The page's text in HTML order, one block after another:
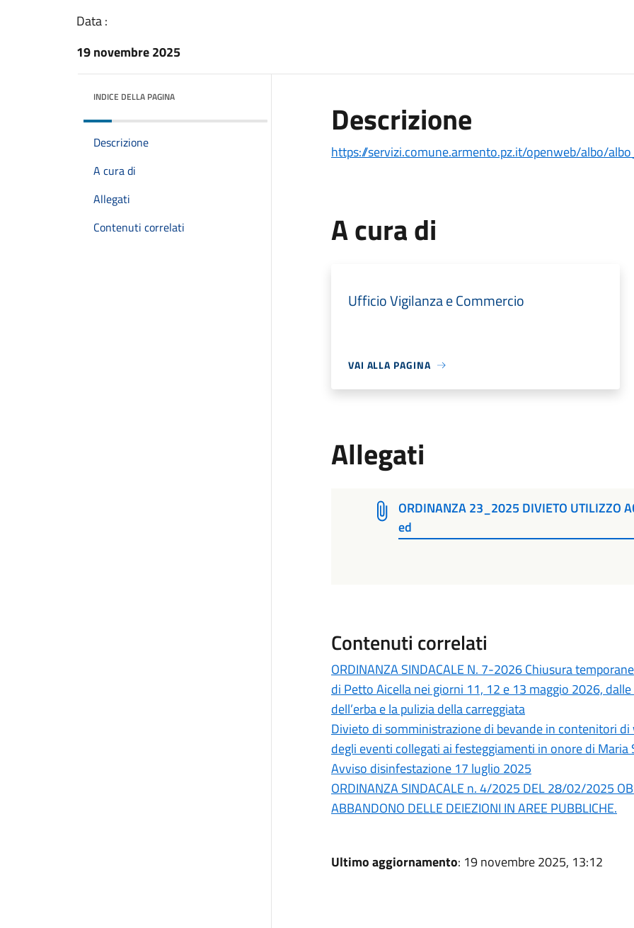
Data :
19 novembre 2025
INDICE DELLA PAGINA
Descrizione
A cura di
Allegati
Contenuti correlati
Descrizione
https://servizi.comune.armento.pz.it/openweb/albo/
A cura di
Ufficio Vigilanza e Commercio
VAI ALLA PAGINA
Allegati
ORDINANZA 23_2025 DIVIETO UTILIZZO
ed
Contenuti correlati
ORDINANZA SINDACALE N. 7-2026 Chiusura
di Petto Aicella nei giorni 11, 12 e 13 maggio 2026,
dell’erba e la pulizia della carreggiata
Divieto di somministrazione di bevande in contenitori
degli eventi collegati ai festeggiamenti in onore di
Avviso disinfestazione 17 luglio 2025
ORDINANZA SINDACALE n. 4/2025 DEL 28/02/2025
ABBANDONO DELLE DEIEZIONI IN AREE PUBBLICHE.
Ultimo aggiornamento: 19 novembre 2025, 13:12